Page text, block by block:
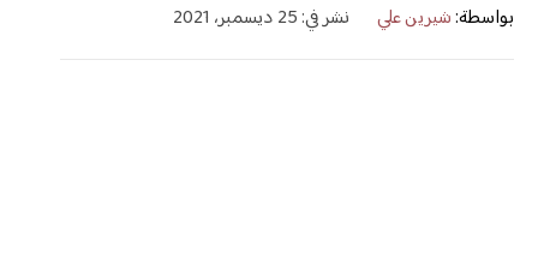
بواسطة:شيرين علي نشر في: 25 ديسمبر، 2021